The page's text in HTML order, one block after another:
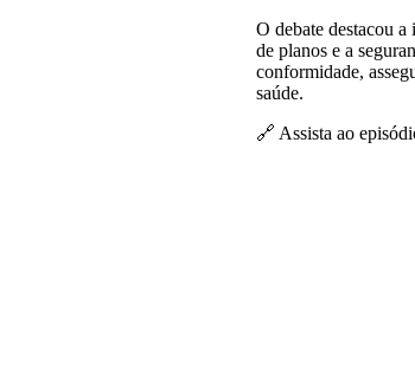
O debate destacou
de planos e a
conformidade,
saúde.
🔗 Assista ao